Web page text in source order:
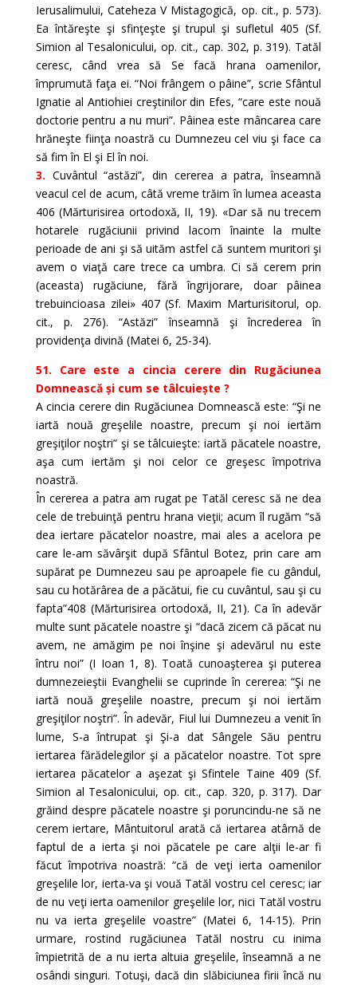
Ierusalimului, Cateheza V Mistagogică, op. cit., p. 573).
Ea întăreşte şi sfinţeşte şi trupul şi sufletul 405 (Sf.
Simion al Tesalonicului, op. cit., cap. 302, p. 319). Tatăl
ceresc, când vrea să Se facă hrana oamenilor,
împrumută faţa ei. “Noi frângem o pâine”, scrie Sfântul
Ignatie al Antiohiei creştinilor din Efes, “care este nouă
doctorie pentru a nu muri”. Pâinea este mâncarea care
hrăneşte fiinţa noastră cu Dumnezeu cel viu şi face ca
să fim în El şi El în noi.
3. Cuvântul “astăzi”, din cererea a patra, înseamnă
veacul cel de acum, câtă vreme trăim în lumea aceasta
406 (Mărturisirea ortodoxă, II, 19). «Dar să nu trecem
hotarele rugăciunii privind lacom înainte la multe
perioade de ani şi să uităm astfel că suntem muritori şi
avem o viaţă care trece ca umbra. Ci să cerem prin
(aceasta) rugăciune, fără îngrijorare, doar pâinea
trebuincioasa zilei» 407 (Sf. Maxim Marturisitorul, op.
cit., p. 276). “Astăzi” înseamnă şi încrederea în
providenţa divină (Matei 6, 25-34).
51. Care este a cincia cerere din Rugăciunea
Domnească și cum se tâlcuiește ?
A cincia cerere din Rugăciunea Domnească este: “Şi ne
iartă nouă greşelile noastre, precum şi noi iertăm
greşiţilor noştri” şi se tâlcuieşte: iartă păcatele noastre,
aşa cum iertăm şi noi celor ce greşesc împotriva
noastră.
În cererea a patra am rugat pe Tatăl ceresc să ne dea
cele de trebuinţă pentru hrana vieţii; acum îl rugăm “să
dea iertare păcatelor noastre, mai ales a acelora pe
care le-am săvârşit după Sfântul Botez, prin care am
supărat pe Dumnezeu sau pe aproapele fie cu gândul,
sau cu hotărârea de a păcătui, fie cu cuvântul, sau şi cu
fapta”408 (Mărturisirea ortodoxă, II, 21). Ca în adevăr
multe sunt păcatele noastre şi “dacă zicem că păcat nu
avem, ne amăgim pe noi înşine şi adevărul nu este
întru noi” (I Ioan 1, 8). Toată cunoaşterea şi puterea
dumnezeieştii Evanghelii se cuprinde în cererea: “Şi ne
iartă nouă greşelile noastre, precum şi noi iertăm
greşiţilor noştri”. În adevăr, Fiul lui Dumnezeu a venit în
lume, S-a întrupat şi Şi-a dat Sângele Său pentru
iertarea fărădelegilor şi a păcatelor noastre. Tot spre
iertarea păcatelor a aşezat şi Sfintele Taine 409 (Sf.
Simion al Tesalonicului, op. cit., cap. 320, p. 317). Dar
grăind despre păcatele noastre şi poruncindu-ne să ne
cerem iertare, Mântuitorul arată că iertarea atârnă de
faptul de a ierta şi noi păcatele pe care alţii le-ar fi
făcut împotriva noastră: “că de veţi ierta oamenilor
greşelile lor, ierta-va şi vouă Tatăl vostru cel ceresc; iar
de nu veţi ierta oamenilor greşelile lor, nici Tatăl vostru
nu va ierta greşelile voastre” (Matei 6, 14-15). Prin
urmare, rostind rugăciunea Tatăl nostru cu inima
împietrită de a nu ierta altuia greşelile, înseamnă a ne
osândi singuri. Totuşi, dacă din slăbiciunea firii încă nu